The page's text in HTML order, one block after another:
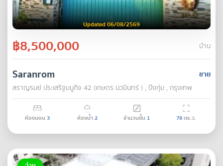
Updated 06/08/2569
฿8,500,000 บ้าน
ขาย
Saranrom
สราญรมย์ ประเสริฐมนูกิจ 42 (เกษตร นวมินทร์ ) , บึงกุ่ม , กรุงเทพ
ห้องนอน 3 ห้องน้ำ2 จำนวนชั้น 1 78ตร.ว.